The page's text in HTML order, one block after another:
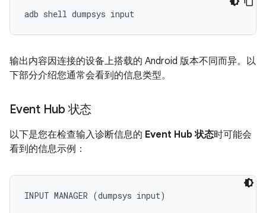
输出内容因连接的设备上搭载的 Android 版本不同而异。以
下部分介绍您通常会看到的信息类型。
Event Hub 状态
以下是您在检查输入诊断信息的 Event Hub 状态时可能会
看到的信息示例：
INPUT MANAGER (dumpsys input)